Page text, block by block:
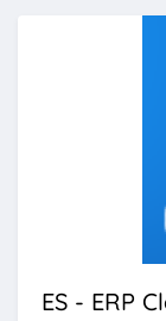
ES - ERP